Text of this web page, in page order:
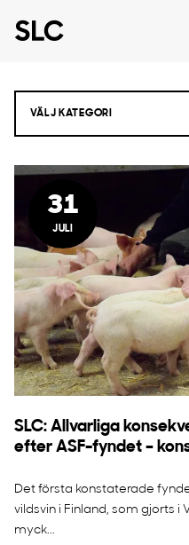
31
JULI
SLC: Allvarliga
efter ASF-fyndet –
Det första konstaterade
vildsvin i Finland, som gjorts i
myck...